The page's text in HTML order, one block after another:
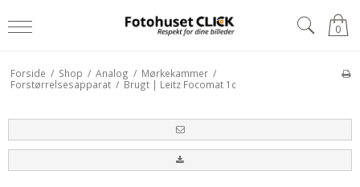
0
Forside / Shop / Analog / Mørkekammer /
Forstørrelsesapparat / Brugt | Leitz Focomat 1c